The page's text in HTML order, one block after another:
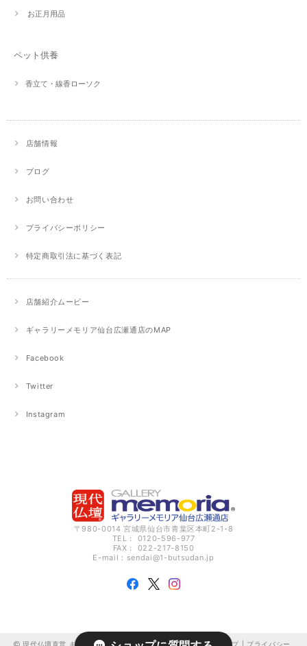
お正月用品
ペット供養
香立て・線香ローソク
店舗情報
ブログ
お問い合わせ
プライバシーポリシー
特定商取引法に基づく表記
店舗紹介ムービー
ギャラリーメモリア仙台広瀬通店のMAP
Facebook
Twitter
Instagram
〒980-0014 宮城県仙台市青葉区本町2-1-8
TEL： 0120-596-977
FAX： 022-217-8150
E-mail： sendai@1-butsudan.jp
現代仏壇直営 ギャラリーメモリア仙台広瀬通 オンラインショップ | プライバシー